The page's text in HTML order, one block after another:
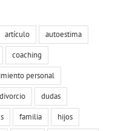
artículo
autoestima
coaching
personal
divorcio
dudas
familia
hijos